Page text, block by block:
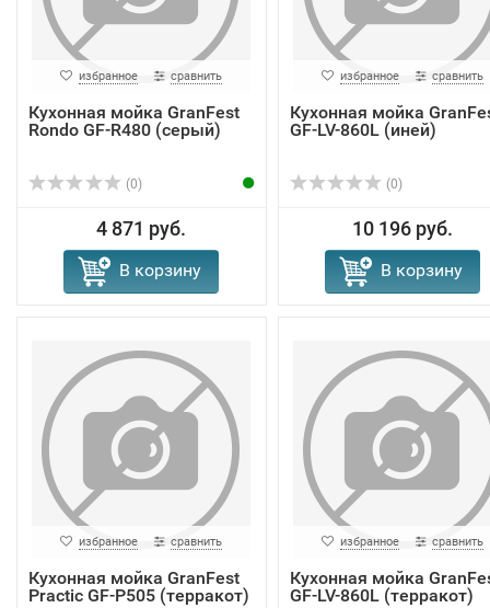
избранное сравнить
Кухонная мойка GranFest
Rondo GF-R480 (серый)
(0)
4 871 руб.
В корзину
избранное сравнить
Кухонная мойка
GF-LV-860L (иней)
(0)
10 196 руб.
В корзину
избранное сравнить
Кухонная мойка GranFest
Practic GF-P505 (терракот)
избранное сравнить
Кухонная мойка
GF-LV-860L (терракот)